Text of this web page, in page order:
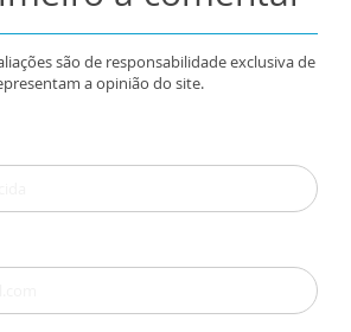
são de responsabilidade exclusiva de
a opinião do site.